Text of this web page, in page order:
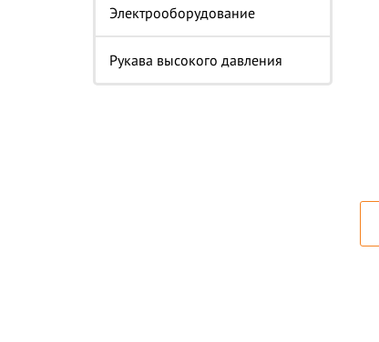
Электрооборудование
Рукава высокого давления